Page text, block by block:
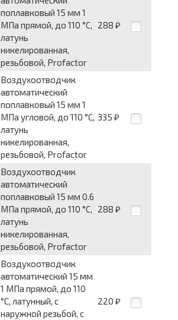
поплавковый 15 мм 1
МПа прямой, до 110 °C,
латунь
никелированная,
резьбовой, Profactor
288 ₽
Воздухоотводчик
автоматический
поплавковый 15 мм 1
МПа угловой, до 110 °C,
латунь
никелированная,
резьбовой, Profactor
335 ₽
Воздухоотводчик
автоматический
поплавковый 15 мм 0.6
МПа прямой, до 110 °C,
латунь
никелированная,
резьбовой, Profactor
288 ₽
Воздухоотводчик
автоматический 15 мм
1 МПа прямой, до 110
°C, латунный, с
наружной резьбой, с
220 ₽